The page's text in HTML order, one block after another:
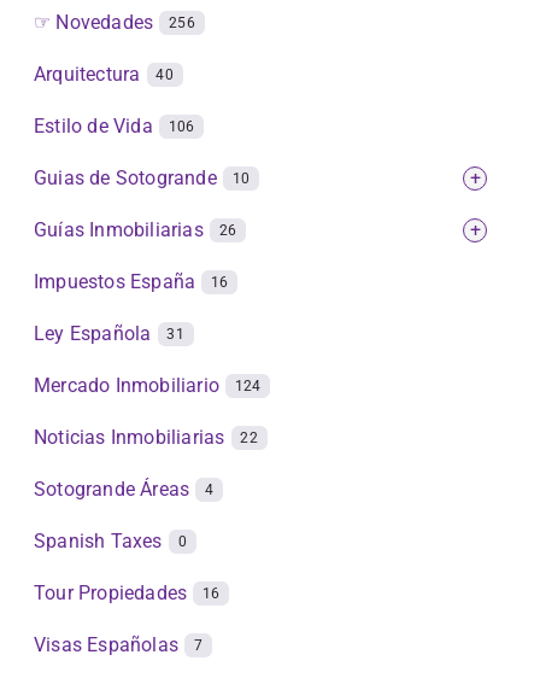
☞ Novedades 256
Arquitectura 40
Estilo de Vida 106
Guias de Sotogrande 10 +
Guías Inmobiliarias 26 +
Impuestos España 16
Ley Española 31
Mercado Inmobiliario 124
Noticias Inmobiliarias 22
Sotogrande Áreas 4
Spanish Taxes 0
Tour Propiedades 16
Visas Españolas 7